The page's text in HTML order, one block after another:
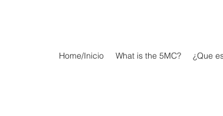
Home/Inicio What is the 5MC? ¿Que